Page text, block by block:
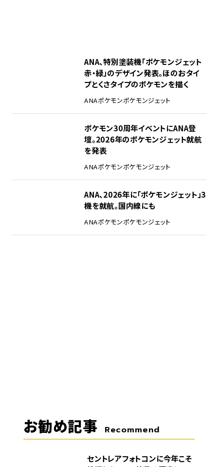
ANA、特別塗装機「ポケモンジェット
赤・緑」のデザイン発表。ほのおタイ
プとくさタイプのポケモンを描く
ANAポケモンポケモンジェット
ポケモン30周年イベントにANA登
壇。2026年のポケモンジェット就航
を発表
ANAポケモンポケモンジェット
ANA、2026年に「ポケモンジェット」3
機を就航。国内線にも
ANAポケモンポケモンジェット
お勧め記事 Recommend
セントレアフォトコンに今年こそ